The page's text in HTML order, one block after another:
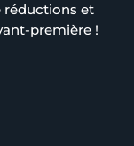
réductions et
première !